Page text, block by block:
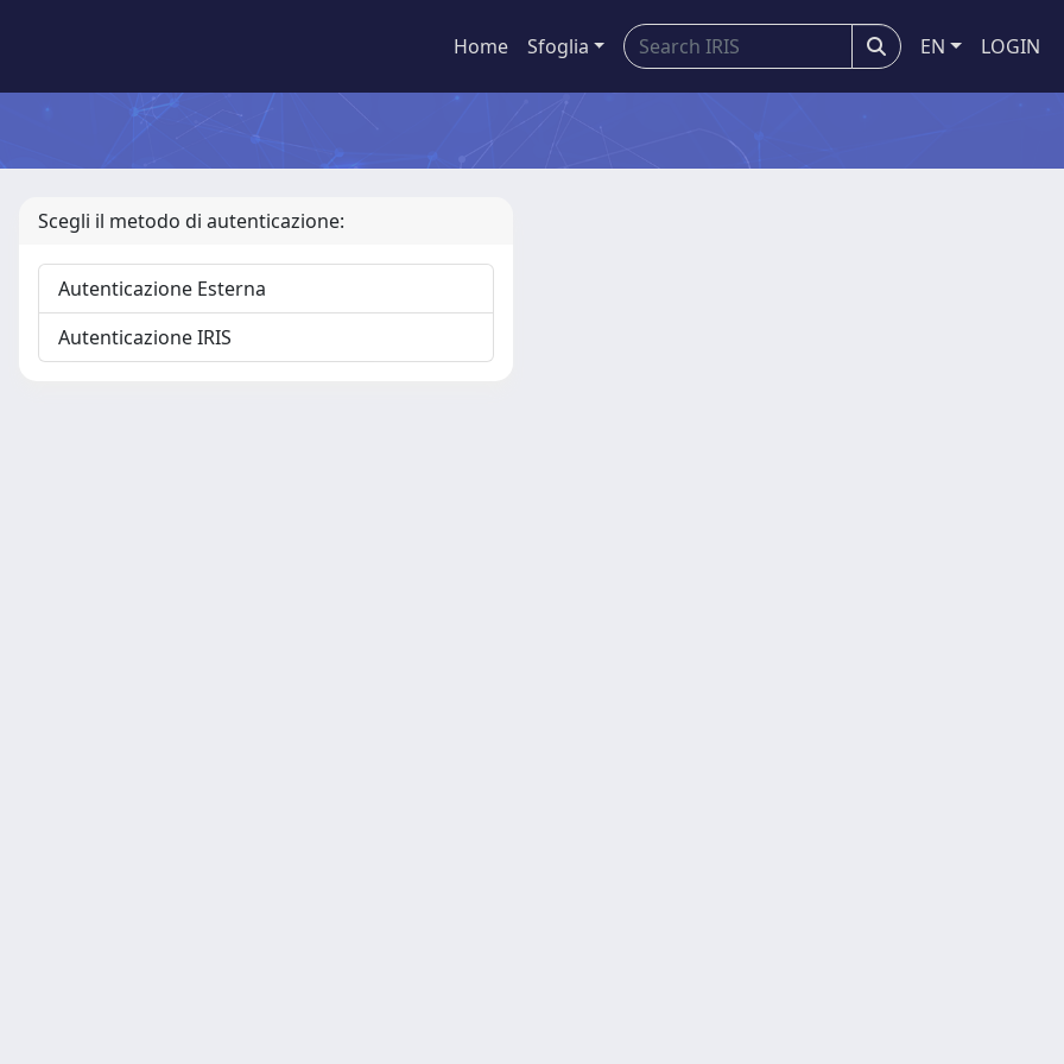
Home Sfoglia EN LOGIN
Scegli il metodo di autenticazione:
Autenticazione Esterna
Autenticazione IRIS